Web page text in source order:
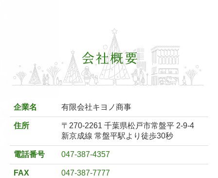
企業名 有限会社キヨノ商事
住所
〒270-2261 千葉県松戸市常盤平 2-9-4
新京成線 常盤平駅より徒歩30秒
電話番号 047-387-4357
FAX 047-387-7777